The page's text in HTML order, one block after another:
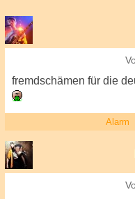
fremdschämen für die
Alarm